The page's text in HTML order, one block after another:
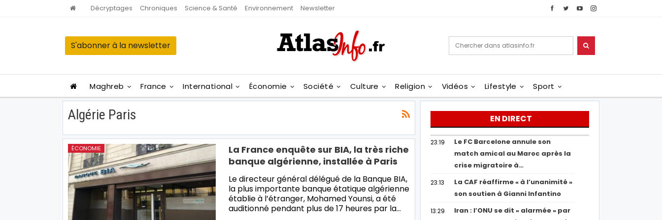
Décryptages Chroniques Science & Santé Environnement Newsletter
S'abonner à la newsletter
Maghreb France International Économie Société Culture Religion Vidéos Lifestyle Sport
Algérie Paris
ÉCONOMIE
La France enquête sur BIA, la très riche
banque algérienne, installée à Paris
Le directeur général délégué de la Banque BIA,
la plus importante banque étatique algérienne
établie à l’étranger, Mohamed Younsi, a été
auditionné pendant plus de 17 heures par la…
EN DIRECT
23:19
Le FC Barcelone annule son
match amical au Maroc après la
crise migratoire à…
23:13
La CAF réaffirme « à l’unanimité »
son soutien à Gianni Infantino
13:29
Iran : l’ONU se dit « alarmée » par